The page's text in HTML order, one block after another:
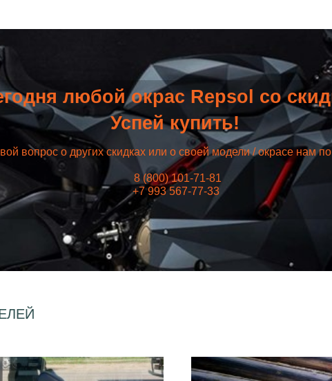
любой окрас Repsol со
Успей купить!
вопрос о других скидках или о своей модели / окрасе нам
8 (800) 101-71-81
+7 993 567-77-33